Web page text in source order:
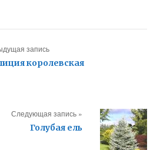
запись
королевская
Следующая запись »
Голубая ель